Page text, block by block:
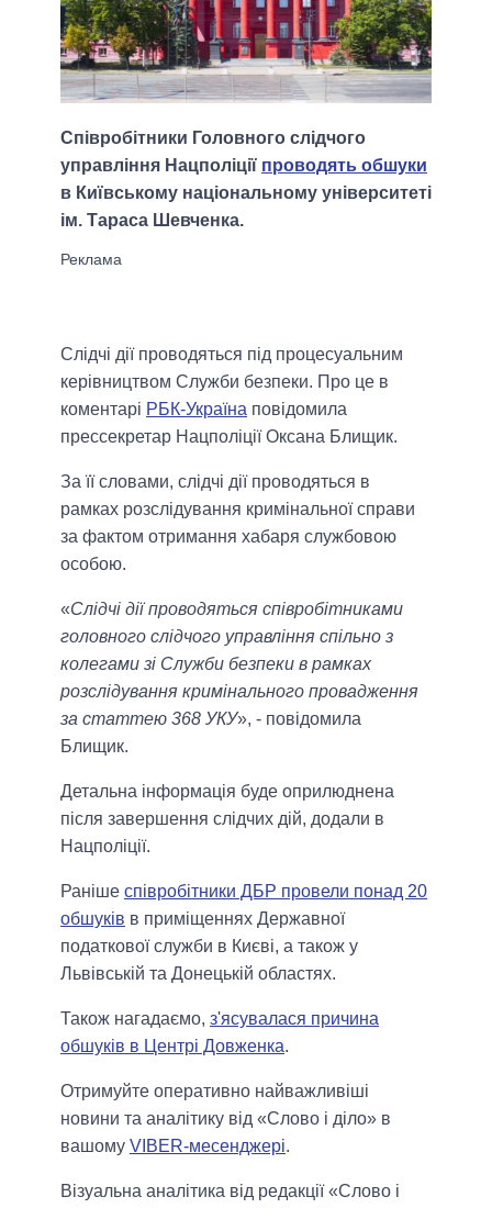
Співробітники Головного слідчого
управління Нацполіції проводять обшуки
в Київському національному університеті
ім. Тараса Шевченка.
Слідчі дії проводяться під процесуальним
керівництвом Служби безпеки. Про це в
коментарі РБК-Україна повідомила
прессекретар Нацполіції Оксана Блищик.
За її словами, слідчі дії проводяться в
рамках розслідування кримінальної справи
за фактом отримання хабаря службовою
особою.
«Слідчі дії проводяться співробітниками
головного слідчого управління спільно з
колегами зі Служби безпеки в рамках
розслідування кримінального провадження
за статтею 368 УКУ», - повідомила
Блищик.
Детальна інформація буде оприлюднена
після завершення слідчих дій, додали в
Нацполіції.
Раніше співробітники ДБР провели понад 20
обшуків в приміщеннях Державної
податкової служби в Києві, а також у
Львівській та Донецькій областях.
Також нагадаємо, з'ясувалася причина
обшуків в Центрі Довженка.
Отримуйте оперативно найважливіші
новини та аналітику від «Слово і діло» в
вашому VIBER-месенджері.
Візуальна аналітика від редакції «Слово і